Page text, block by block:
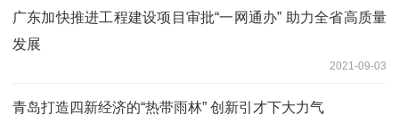
广东加快推进工程建设项目审批“一网通办” 助力全省高质量
发展
2021-09-03
青岛打造四新经济的“热带雨林” 创新引才下大力气